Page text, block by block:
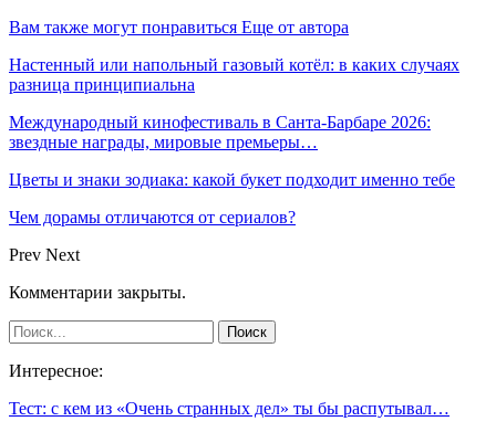
Вам также могут понравиться Еще от автора
Настенный или напольный газовый котёл: в каких случаях
разница принципиальна
Международный кинофестиваль в Санта-Барбаре 2026:
звездные награды, мировые премьеры…
Цветы и знаки зодиака: какой букет подходит именно тебе
Чем дорамы отличаются от сериалов?
Prev Next
Комментарии закрыты.
Интересное:
Тест: с кем из «Очень странных дел» ты бы распутывал…